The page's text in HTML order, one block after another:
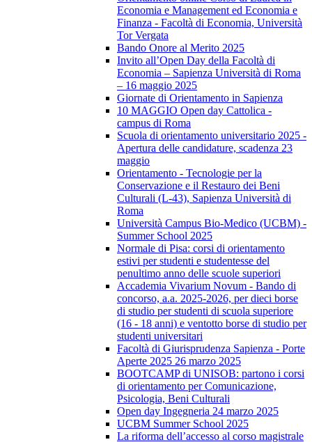
Economia e Management ed Economia e
Finanza - Facoltà di Economia, Università
Tor Vergata
Bando Onore al Merito 2025
Invito all’Open Day della Facoltà di
Economia – Sapienza Università di Roma
– 16 maggio 2025
Giornate di Orientamento in Sapienza
10 MAGGIO Open day Cattolica -
campus di Roma
Scuola di orientamento universitario 2025 -
Apertura delle candidature, scadenza 23
maggio
Orientamento - Tecnologie per la
Conservazione e il Restauro dei Beni
Culturali (L-43), Sapienza Università di
Roma
Università Campus Bio-Medico (UCBM) -
Summer School 2025
Normale di Pisa: corsi di orientamento
estivi per studenti e studentesse del
penultimo anno delle scuole superiori
Accademia Vivarium Novum - Bando di
concorso, a.a. 2025-2026, per dieci borse
di studio per studenti di scuola superiore
(16 - 18 anni) e ventotto borse di studio per
studenti universitari
Facoltà di Giurisprudenza Sapienza - Porte
Aperte 2025 26 marzo 2025
BOOTCAMP di UNISOB: partono i corsi
di orientamento per Comunicazione,
Psicologia, Beni Culturali
Open day Ingegneria 24 marzo 2025
UCBM Summer School 2025
La riforma dell’accesso al corso magistrale